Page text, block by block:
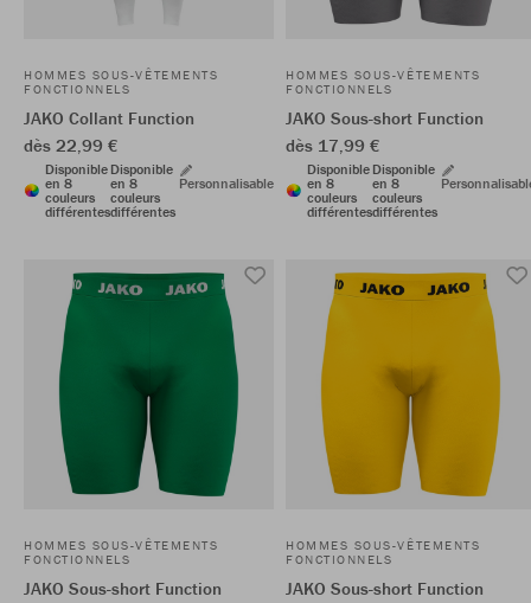
HOMMES SOUS-VÊTEMENTS
FONCTIONNELS
JAKO Collant Function
dès 22,99 €
Disponible
en 8
couleurs
différentes
Disponible
en 8
couleurs
différentes
Personnalisable
HOMMES SOUS-VÊTEMENTS
FONCTIONNELS
JAKO Sous-short Function
dès 17,99 €
Disponible
en 8
couleurs
différentes
Disponible
en 8
couleurs
différentes
HOMMES SOUS-VÊTEMENTS
FONCTIONNELS
JAKO Sous-short Function
HOMMES SOUS-VÊTEMENTS
FONCTIONNELS
JAKO Sous-short Function